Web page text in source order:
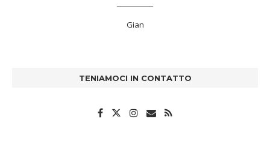
Gian
TENIAMOCI IN CONTATTO